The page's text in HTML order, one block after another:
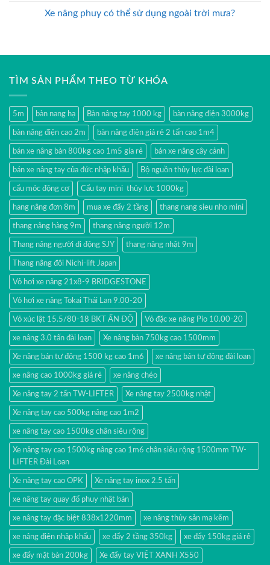
Xe nâng phuy có thể sử dụng ngoài trời mưa?
TÌM SẢN PHẨM THEO TỪ KHÓA
5m bàn nang hạ Bàn nâng tay 1000 kg bàn nâng điện 3000kg
bàn nâng điện cao 2m bàn nâng điện giá rẻ 2 tấn cao 1m4
bán xe nâng bàn 800kg cao 1m5 gía rẻ bán xe nâng cây cảnh
bán xe nâng tay của đức nhập khẩu Bộ nguồn thủy lực đài loan
cẩu móc động cơ Cẩu tay mini thủy lực 1000kg
hang nâng đơn 8m mua xe đẩy 2 tầng thang nang sieu nho mini
thang nâng hàng 9m thang nâng người 12m
Thang nâng người di động SJY thang nâng nhật 9m
Thang nâng đôi Nichi-lift Japan
Vỏ hơi xe nâng 21x8-9 BRIDGESTONE
Vỏ hơi xe nâng Tokai Thái Lan 9.00-20
Vỏ xúc lật 15.5/80-18 BKT ẤN ĐỘ Vỏ đặc xe nâng Pio 10.00-20
xe nâng 3.0 tấn đài loan Xe nâng bàn 750kg cao 1500mm
Xe nâng bán tự động 1500 kg cao 1m6 xe nâng bán tự động đài loan
xe nâng cao 1000kg giá rẻ xe nâng chéo
Xe nâng tay 2 tấn TW-LIFTER Xe nâng tay 2500kg nhật
Xe nâng tay cao 500kg nâng cao 1m2
xe nâng tay cao 1500kg chân siêu rộng
Xe nâng tay cao 1500kg nâng cao 1m6 chân siêu rộng 1500mm TW-
LIFTER Đài Loan
Xe nâng tay cao OPK Xe nâng tay inox 2.5 tấn
xe nâng tay quay đổ phuy nhật bản
xe nâng tay đặc biệt 838x1220mm xe nâng thủy sản mạ kẽm
xe nâng điện nhập khấu xe đẩy 2 tầng 350kg xe đẩy 150kg giá rẻ
xe đẩy mặt bàn 200kg Xe đẩy tay VIỆT XANH X550